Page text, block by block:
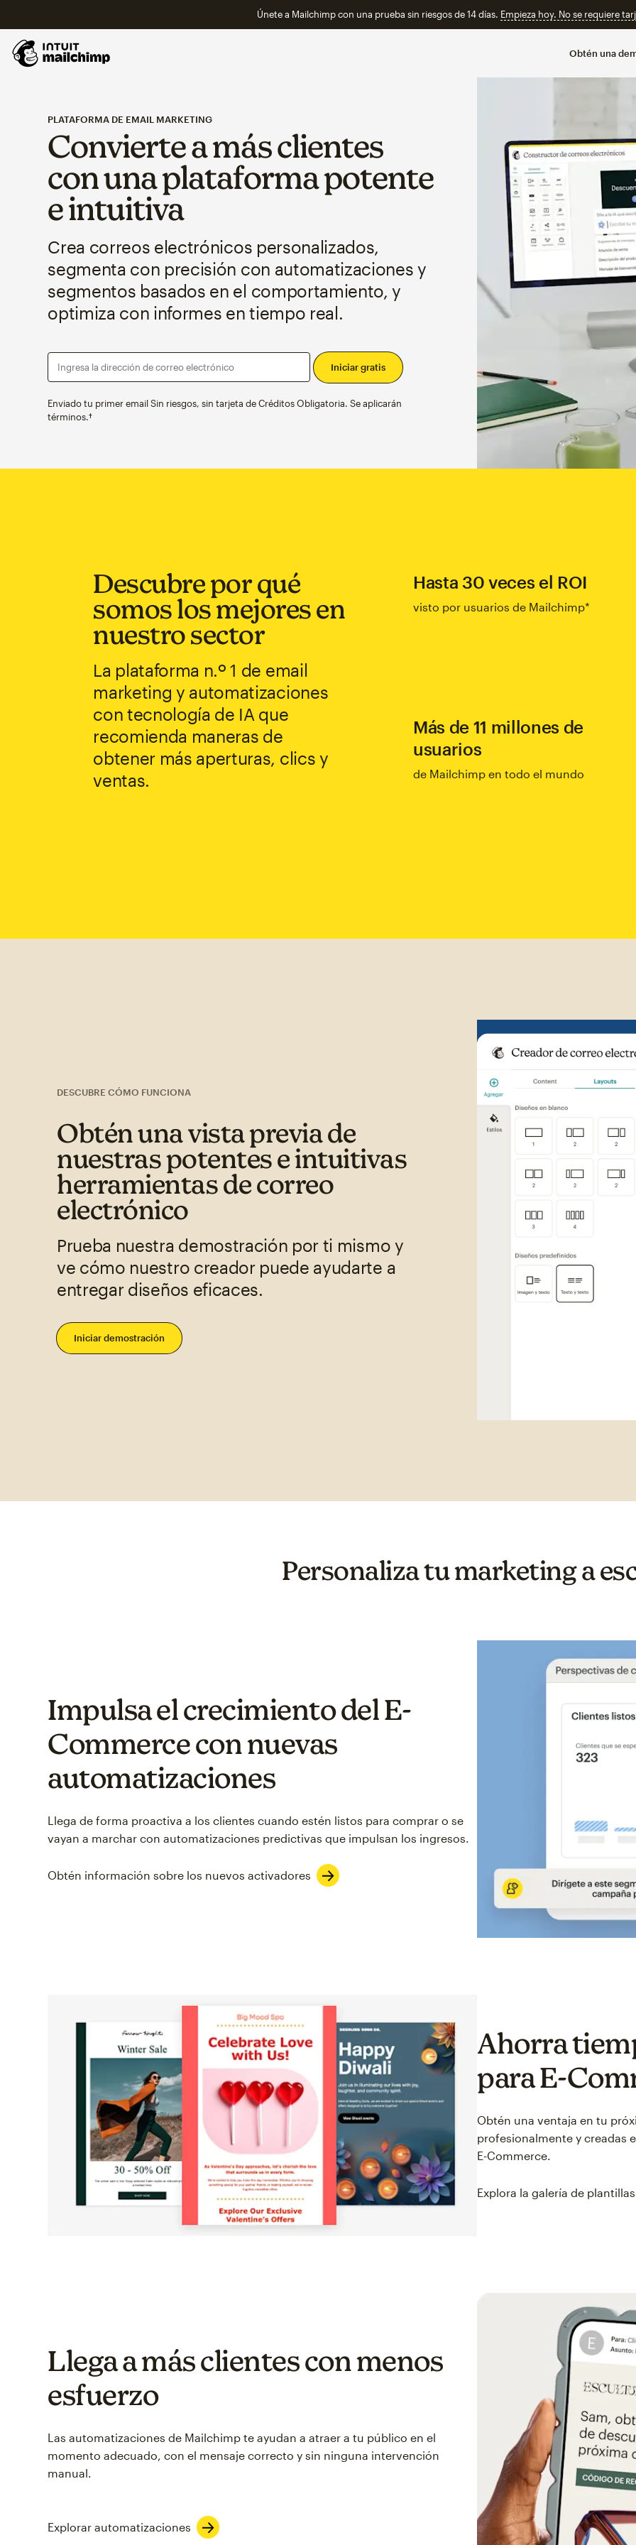
Únete a Mailchimp con una prueba sin riesgos de 14 días. Empieza hoy. No se requiere
Obtén una
PLATAFORMA DE EMAIL MARKETING
Convierte a más clientes
con una plataforma potente
e intuitiva
Crea correos electrónicos personalizados,
segmenta con precisión con automatizaciones y
segmentos basados en el comportamiento, y
optimiza con informes en tiempo real.
Ingresa la dirección de correo electrónico
Enviado tu primer email Sin riesgos, sin tarjeta de Créditos Obligatoria. Se aplicarán
términos.†
Descubre por qué
somos los mejores en
nuestro sector
La plataforma n.º 1 de email
marketing y automatizaciones
con tecnología de IA que
recomienda maneras de
obtener más aperturas, clics y
ventas.
Hasta 30 veces el ROI
visto por usuarios de Mailchimp*
Más de 11 millones de
usuarios
de Mailchimp en todo el mundo
DESCUBRE CÓMO FUNCIONA
Obtén una vista previa de
nuestras potentes e intuitivas
herramientas de correo
electrónico
Prueba nuestra demostración por ti mismo y
ve cómo nuestro creador puede ayudarte a
entregar diseños eficaces.
Iniciar demostración
Personaliza tu marketing a
Impulsa el crecimiento del E-
Commerce con nuevas
automatizaciones
Llega de forma proactiva a los clientes cuando estén listos para comprar o se
vayan a marchar con automatizaciones predictivas que impulsan los ingresos.
Obtén información sobre los nuevos activadores
Ahorra
para E-
Obtén una ventaja en tu
profesionalmente y creadas
E-Commerce.
Explora la galería de plantillas
Llega a más clientes con menos
esfuerzo
Las automatizaciones de Mailchimp te ayudan a atraer a tu público en el
momento adecuado, con el mensaje correcto y sin ninguna intervención
manual.
Explorar automatizaciones